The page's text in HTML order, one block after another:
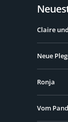
Claire
Neue
Ronja
Vom